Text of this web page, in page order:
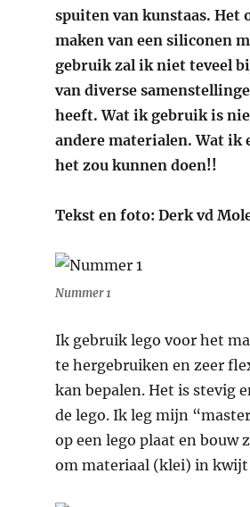
spuiten van kunstaas.
maken van een siliconen
gebruik zal ik niet teveel
van diverse
heeft. Wat ik gebruik is
andere materialen. Wat ik
het zou kunnen doen!!
Tekst en foto: Derk vd
Nummer 1
Ik gebruik lego voor het
te hergebruiken en zeer
kan bepalen. Het is stevig
de lego. Ik leg mijn
op een lego plaat en bouw
om materiaal (klei) in